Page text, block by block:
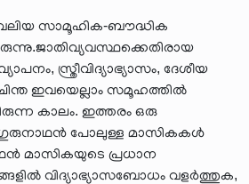
വലിയ സാമൂഹിക-ബൗദ്ധിക
സ്ത്രീവിദ്യാഭ്യാസം, ദേശീയ
ഇവയെല്ലാം സമൂഹത്തിൽ
കാലം. ഇത്തരം ഒരു
പോലുള്ള മാസികകൾ
മാസികയുടെ പ്രധാന
വിദ്യാഭ്യാസബോധം വളർത്തുക,